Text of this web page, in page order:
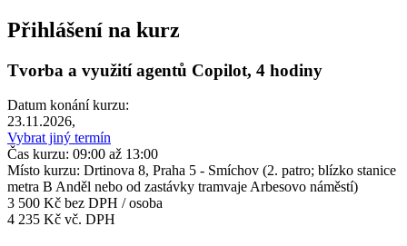
Přihlášení na kurz
Tvorba a využití agentů Copilot, 4 hodiny
Datum konání kurzu:
23.11.2026,
Vybrat jiný termín
Čas kurzu: 09:00 až 13:00
Místo kurzu: Drtinova 8, Praha 5 - Smíchov (2. patro; blízko stanice
metra B Anděl nebo od zastávky tramvaje Arbesovo náměstí)
3 500 Kč bez DPH / osoba
4 235 Kč vč. DPH